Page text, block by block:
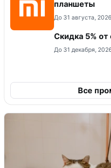
планшеты
До 31 августа, 2026
Скидка 5% от
До 31 декабря,
Все